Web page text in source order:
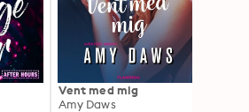
Vent med mig
Amy Daws